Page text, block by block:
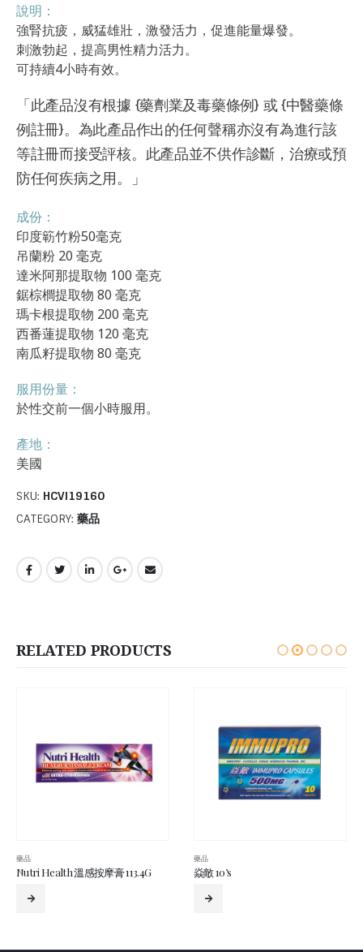
說明：
強腎抗疲，威猛雄壯，激發活力，促進能量爆發。
刺激勃起，提高男性精力活力。
可持續4小時有效。
「此產品沒有根據 {藥劑業及毒藥條例} 或 {中醫藥條
例註冊}。為此產品作出的任何聲稱亦沒有為進行該
等註冊而接受評核。此產品並不供作診斷，治療或預
防任何疾病之用。」
成份：
印度簕竹粉50毫克
吊蘭粉 20 毫克
達米阿那提取物 100 毫克
鋸棕櫚提取物 80 毫克
瑪卡根提取物 200 毫克
西番蓮提取物 120 毫克
南瓜籽提取物 80 毫克
服用份量：
於性交前一個小時服用。
產地：
美國
SKU: HCVI19160
CATEGORY: 藥品
RELATED PRODUCTS
藥品
焱敵 10’s
藥品
特福博士婦科陰道塞 8 粒